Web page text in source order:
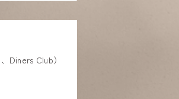
Diners Club）